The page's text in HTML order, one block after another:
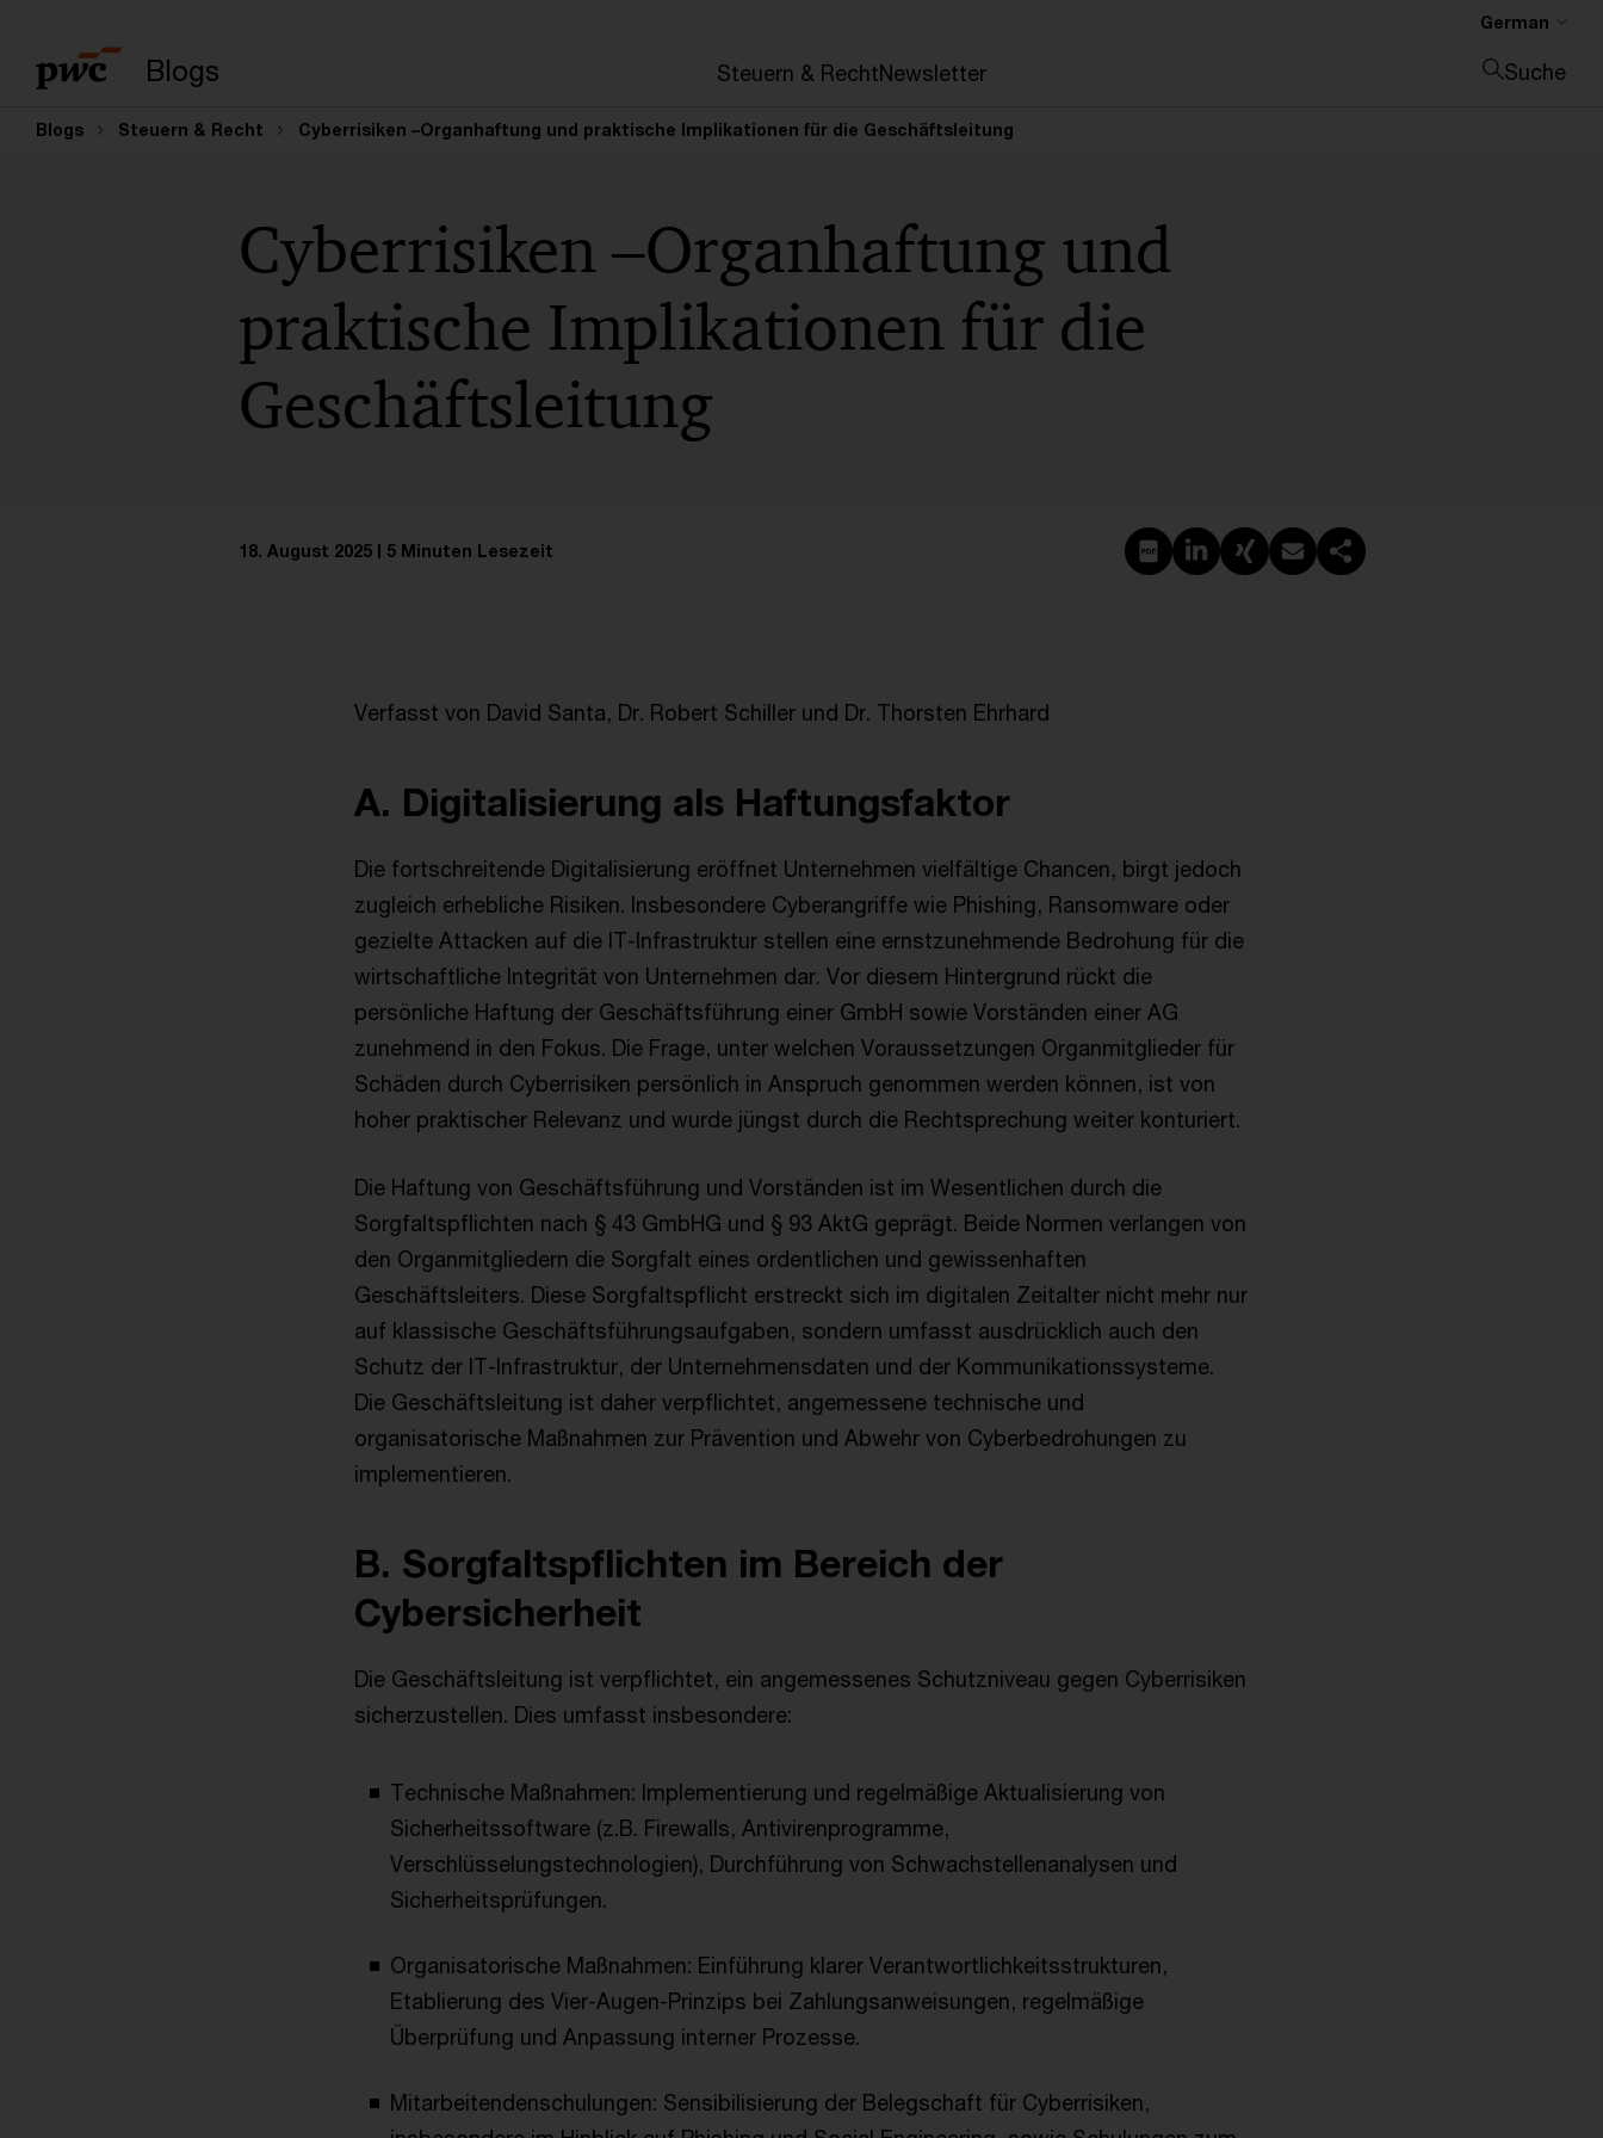
Blogs Steuern & RechtNewsletter
German
Suche
Blogs Steuern & Recht Cyberrisiken –Organhaftung und praktische Implikationen für die Geschäftsleitung
Cyberrisiken –Organhaftung und
praktische Implikationen für die
Geschäftsleitung
18. August 2025 5 Minuten Lesezeit PDF erstellen
Auf LinkedIn teilen
Auf Xing teilen
Per E-Mail teilen
Link kopieren
Verfasst von David Santa, Dr. Robert Schiller und Dr. Thorsten Ehrhard
A. Digitalisierung als Haftungsfaktor
Die fortschreitende Digitalisierung eröffnet Unternehmen vielfältige Chancen, birgt jedoch
zugleich erhebliche Risiken. Insbesondere Cyberangriffe wie Phishing, Ransomware oder
gezielte Attacken auf die IT-Infrastruktur stellen eine ernstzunehmende Bedrohung für die
wirtschaftliche Integrität von Unternehmen dar. Vor diesem Hintergrund rückt die
persönliche Haftung der Geschäftsführung einer GmbH sowie Vorständen einer AG
zunehmend in den Fokus. Die Frage, unter welchen Voraussetzungen Organmitglieder für
Schäden durch Cyberrisiken persönlich in Anspruch genommen werden können, ist von
hoher praktischer Relevanz und wurde jüngst durch die Rechtsprechung weiter konturiert.
Die Haftung von Geschäftsführung und Vorständen ist im Wesentlichen durch die
Sorgfaltspflichten nach § 43 GmbHG und § 93 AktG geprägt. Beide Normen verlangen von
den Organmitgliedern die Sorgfalt eines ordentlichen und gewissenhaften
Geschäftsleiters. Diese Sorgfaltspflicht erstreckt sich im digitalen Zeitalter nicht mehr nur
auf klassische Geschäftsführungsaufgaben, sondern umfasst ausdrücklich auch den
Schutz der IT-Infrastruktur, der Unternehmensdaten und der Kommunikationssysteme.
Die Geschäftsleitung ist daher verpflichtet, angemessene technische und
organisatorische Maßnahmen zur Prävention und Abwehr von Cyberbedrohungen zu
implementieren.
B. Sorgfaltspflichten im Bereich der
Cybersicherheit
Die Geschäftsleitung ist verpflichtet, ein angemessenes Schutzniveau gegen Cyberrisiken
sicherzustellen. Dies umfasst insbesondere:
Technische Maßnahmen: Implementierung und regelmäßige Aktualisierung von
Sicherheitssoftware (z.B. Firewalls, Antivirenprogramme,
Verschlüsselungstechnologien), Durchführung von Schwachstellenanalysen und
Sicherheitsprüfungen.
Organisatorische Maßnahmen: Einführung klarer Verantwortlichkeitsstrukturen,
Etablierung des Vier-Augen-Prinzips bei Zahlungsanweisungen, regelmäßige
Überprüfung und Anpassung interner Prozesse.
Mitarbeitendenschulungen: Sensibilisierung der Belegschaft für Cyberrisiken,